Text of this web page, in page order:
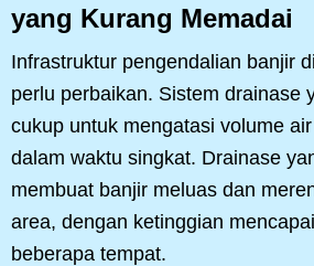
yang Kurang Memadai
Infrastruktur pengendalian banjir
perlu perbaikan. Sistem drainase
cukup untuk mengatasi volume
dalam waktu singkat. Drainase
membuat banjir meluas dan
area, dengan ketinggian
beberapa tempat.